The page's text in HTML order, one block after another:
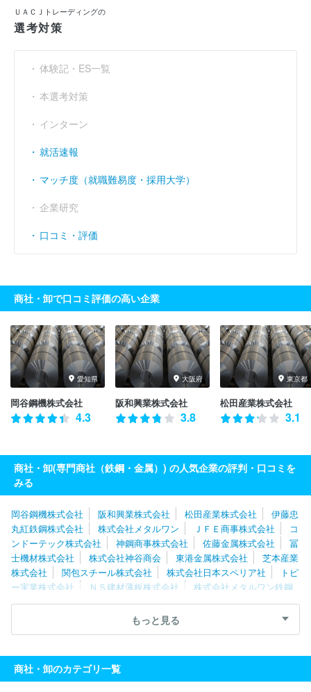
ＵＡＣＪトレーディングの
選考対策
体験記・ES一覧
本選考対策
インターン
就活速報
マッチ度（就職難易度・採用大学）
企業研究
口コミ・評価
商社・卸で口コミ評価の高い企業
愛知県
岡谷鋼機株式会社
4.3
大阪府
阪和興業株式会社
3.8
東京都
松田産業株式会社
3.1
商社・卸(専門商社（鉄鋼・金属）) の人気企業の評判・口コミを
みる
岡谷鋼機株式会社 阪和興業株式会社 松田産業株式会社
伊藤忠
丸紅鉄鋼株式会社
株式会社メタルワン ＪＦＥ商事株式会社
コ
ンドーテック株式会社
神鋼商事株式会社 佐藤金属株式会社
冨
士機材株式会社
株式会社神谷商会 東港金属株式会社
芝本産業
株式会社
関包スチール株式会社 株式会社日本スペリア社
トピ
ー実業株式会社
ＮＳ建材薄板株式会社
株式会社メタルワン鉄鋼
製品販売
旭日産業株式会社 ＪＦＥ商事鋼管管材株式会社
直富
株式会社佐渡島 豊通マテリアル株式会社
トース
テ株式会社
式会社
もっと見る
商社・卸のカテゴリ一覧